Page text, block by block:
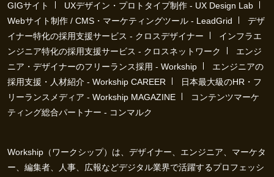
GIGサイト
UXデザイン・プロトタイプ制作 - UX Design Lab
Webサイト制作 / CMS・マーケティングツール - LeadGrid
デザ
イナー特化の採用支援サービス - クロスデザイナー
インフラエ
ンジニア特化の採用支援サービス - クロスネットワーク
エンジ
ニア・デザイナーのフリーランス採用 - Workship
エンジニアの
採用支援・人材紹介 - Workship CAREER
日本最大級のHR・フ
リーランスメディア - Workship MAGAZINE
コンテンツマーケ
ティング総合パートナー - コンマルク
Workship（ワークシップ）は、デザイナー、エンジニア、マーケタ
ー、編集者、人事、広報などデジタル業界で活躍するプロフェッシ